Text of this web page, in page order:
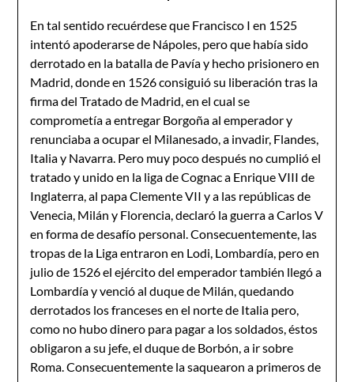
En tal sentido recuérdese que Francisco I en 1525
intentó apoderarse de Nápoles, pero que había sido
derrotado en la batalla de Pavía y hecho prisionero en
Madrid, donde en 1526 consiguió su liberación tras la
firma del Tratado de Madrid, en el cual se
comprometía a entregar Borgoña al emperador y
renunciaba a ocupar el Milanesado, a invadir, Flandes,
Italia y Navarra. Pero muy poco después no cumplió el
tratado y unido en la liga de Cognac a Enrique VIII de
Inglaterra, al papa Clemente VII y a las repúblicas de
Venecia, Milán y Florencia, declaró la guerra a Carlos V
en forma de desafío personal. Consecuentemente, las
tropas de la Liga entraron en Lodi, Lombardía, pero en
julio de 1526 el ejército del emperador también llegó a
Lombardía y venció al duque de Milán, quedando
derrotados los franceses en el norte de Italia pero,
como no hubo dinero para pagar a los soldados, éstos
obligaron a su jefe, el duque de Borbón, a ir sobre
Roma. Consecuentemente la saquearon a primeros de